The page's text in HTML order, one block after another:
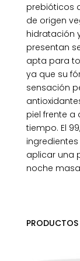
prebióticos
de origen
hidratación
presentan
apta para
ya que su
sensación
piel frente a
tiempo. El
aplicar una
noche